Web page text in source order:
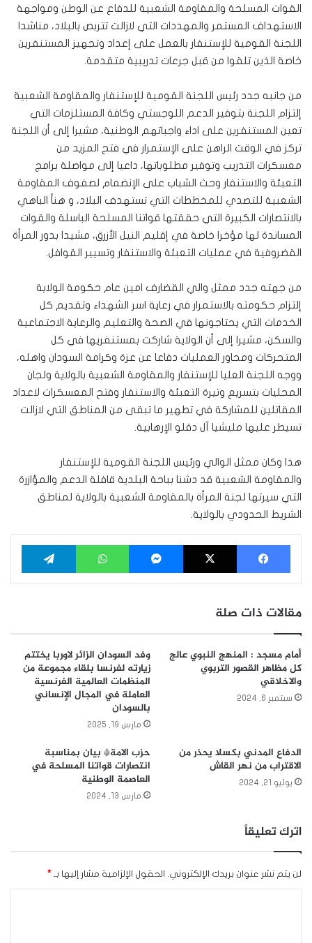
القوات المسلحة والمقاومة الشعبية للدفاع عن الوطن ومواجهة
الاستهداف المستمر والمهددات التي لازالت تتربص بالبلاد، مناشدا
اللجنة القومية للإستنفار بالعمل على إعداد وتجهيز المستنفرين
خاصة الذين تلقوا من قبل جرعات تدريبية متقدمة.
من جانبه جدد رئيس اللجنة القومية للإستنفار والمقاومة الشعبية
إلتزام اللجنة بتوفير الدعم اللوجستي وكافة المستلزمات التي
تعين المستنفرين على اداء واجباتهم الوطنية، مشيرا إلى أن اللجنة
تركز في الوقت الراهن على الإستمرار في فتح المزيد من
معسكرات التدريب وتوفير مطلوباتها، داعيا إلى مواصلة برامج
التعبئة والاستنفار وحث الشباب على الإنضمام لصفوف المقاومة
الشعبية للتصدي للمخططات التي تستهدف البلاد، و هنأ الباهي
بالانتصارات الكبيرة التي حققتها قواتنا المسلحة الباسلة والقوات
المساندة لها مؤخرا خاصة في إقليم النيل الأزرق، مشيدا بدور المرأة
القضروفية في عمليات التعبئة والاستنفار وتسيير القوافل.
من جهته جدد ممثل والي القضارف امين عام حكومة الولاية
إلتزام حكومته بالاستمرار في رعاية اسر الشهداء وتقديم كل
الخدمات التي يحتاجونها في الصحة والتعليم والرعاية الاجتماعية
والسكن، مشيرا إلى أن الولاية شاركت بمستنفريها في كل
المتحركات ومحاور العمليات دفاعا عن عزة وكرامة السودان واهله،
ووجه اللجنة العليا للإستنفار والمقاومة الشعبية بالولاية ولجان
المحليات بتسريع وتيرة التعبئة والاستنفار وفتح المعسكرات لاعداد
المقاتلين للمشاركة في تطهير ما تبقى من المناطق التي لازالت
تسيطر عليها مليشيا آل دقلو الإرهابية.
هذا وكان ممثل الوالي ورئيس اللجنة القومية للإستنفار
والمقاومة الشعبية قد دشنا بباحة البلدية قافلة الدعم والمؤازرة
التي سيرتها لجنة المرأة بالمقاومة الشعبية بالولاية لمناطق
الشريط الحدودي بالولاية.
فيسبوك ‫X ماسنجر واتساب
مقالات ذات صلة
أمام مسجد : المنهج النبوي عالج
كل مظاهر القصور التربوي
والاخلاقي
سبتمبر 6, 2024
وفد السودان الزائر لاوربا يختتم
زيارته لفرنسا بلقاء مجموعة من
المنظمات العالمية الفرنسية
العاملة في المجال الإنساني
بالسودان
مارس 19, 2025
الدفاع المدني بكسلا يحذر من
الاقتراب من نهر القاش
يوليو 21, 2024
حزب الامة* بيان بمناسبة
انتصارات قواتنا المسلحة في
العاصمة الوطنية
مارس 13, 2024
اترك تعليقاً
لن يتم نشر عنوان بريدك الإلكتروني. الحقول الإلزامية مشار إليها بـ *